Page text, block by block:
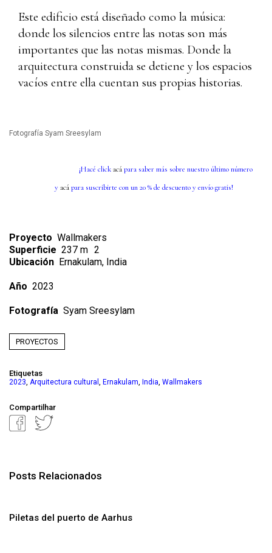
Este edificio está diseñado como la música:
donde los silencios entre las notas son más
importantes que las notas mismas. Donde la
arquitectura construida se detiene y los espacios
vacíos entre ella cuentan sus propias historias.
Fotografía Syam Sreesylam
¡Hacé clickacápara saber más sobre nuestro último número
yacápara suscribirte con un 20 % de descuento y envío gratis!
Proyecto Wallmakers
Superficie 237 m 2
Ubicación Ernakulam, India
Año 2023
Fotografía Syam Sreesylam
PROYECTOS
Etiquetas
2023, Arquitectura cultural , Ernakulam, India, Wallmakers
Compartilhar
Posts Relacionados
Piletas del puerto de Aarhus